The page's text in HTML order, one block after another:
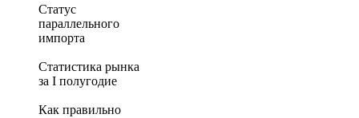
Статус
параллельного
импорта
Статистика рынка
за I полугодие
Как правильно